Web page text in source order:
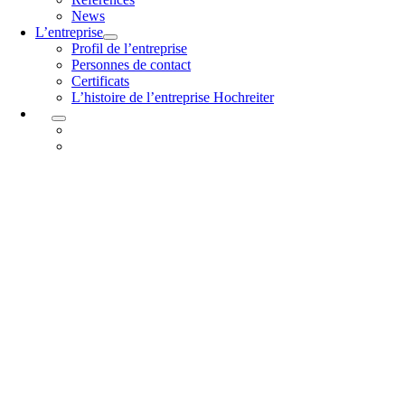
News
L’entreprise
Profil de l’entreprise
Personnes de contact
Certificats
L’histoire de l’entreprise Hochreiter